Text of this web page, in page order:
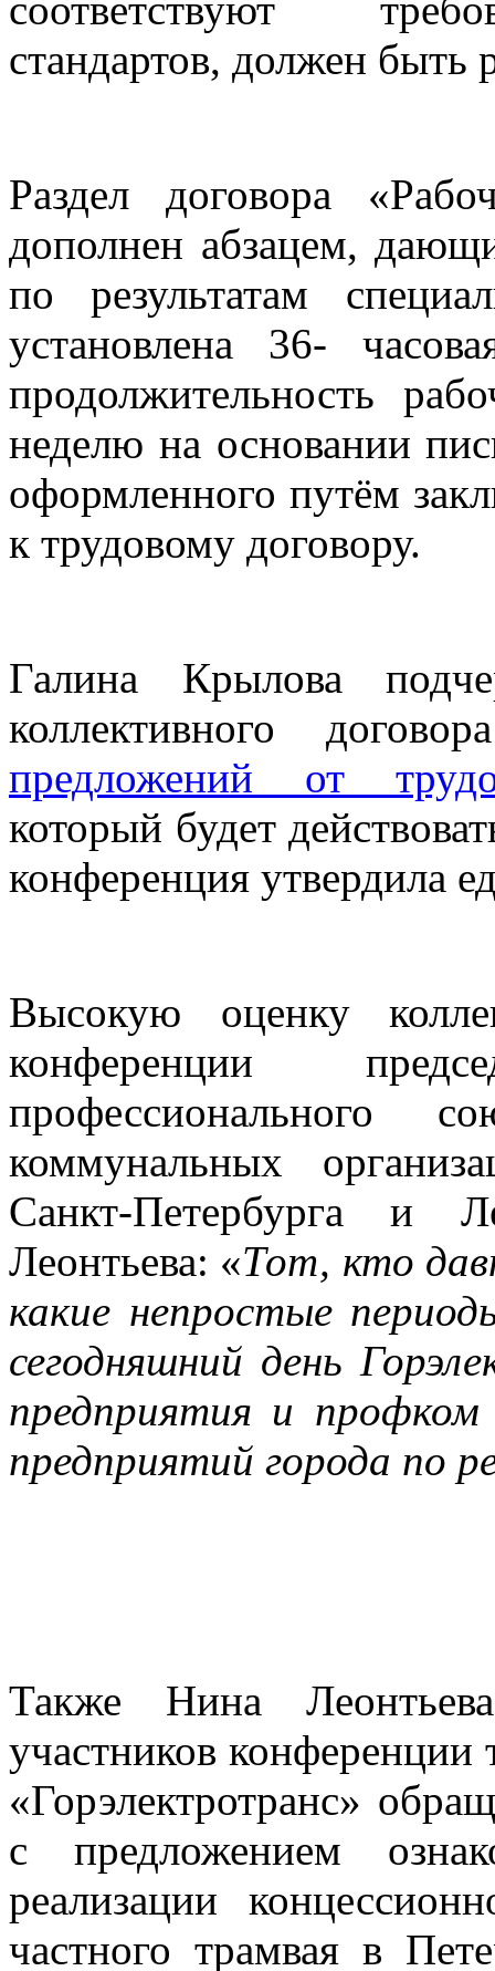
стандартов, должен быть
Раздел договора
дополнен абзацем,
по результатам
установлена 36-
продолжительность
неделю на основании
оформленного путём
к трудовому договору.
Галина Крылова
коллективного
предложений от
который будет
конференция утвердила
Высокую оценку
конференции
профессионального
коммунальных
Санкт-Петербурга и
Леонтьева: «Тот, кто
какие непростые
сегодняшний день
предприятия и
предприятий города по
Также Нина
участников
«Горэлектротранс»
с предложением
реализации
частного трамвая в